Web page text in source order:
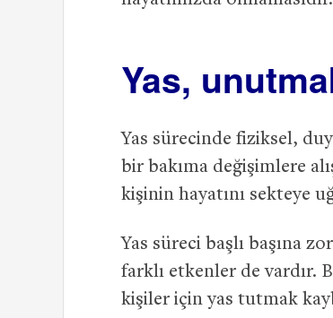
Yas,
Yas sürecinde fiziksel,
bir bakıma değişimlere
kişinin hayatını sekteye
Yas süreci başlı başına
farklı etkenler de vardır.
kişiler için yas tutmak